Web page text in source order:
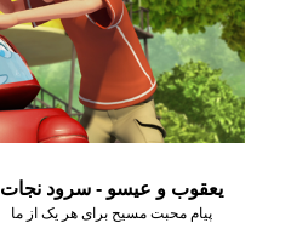
یعقوب و عیسو - سرود نجات
پیام محبت مسیح برای هر یک از ما